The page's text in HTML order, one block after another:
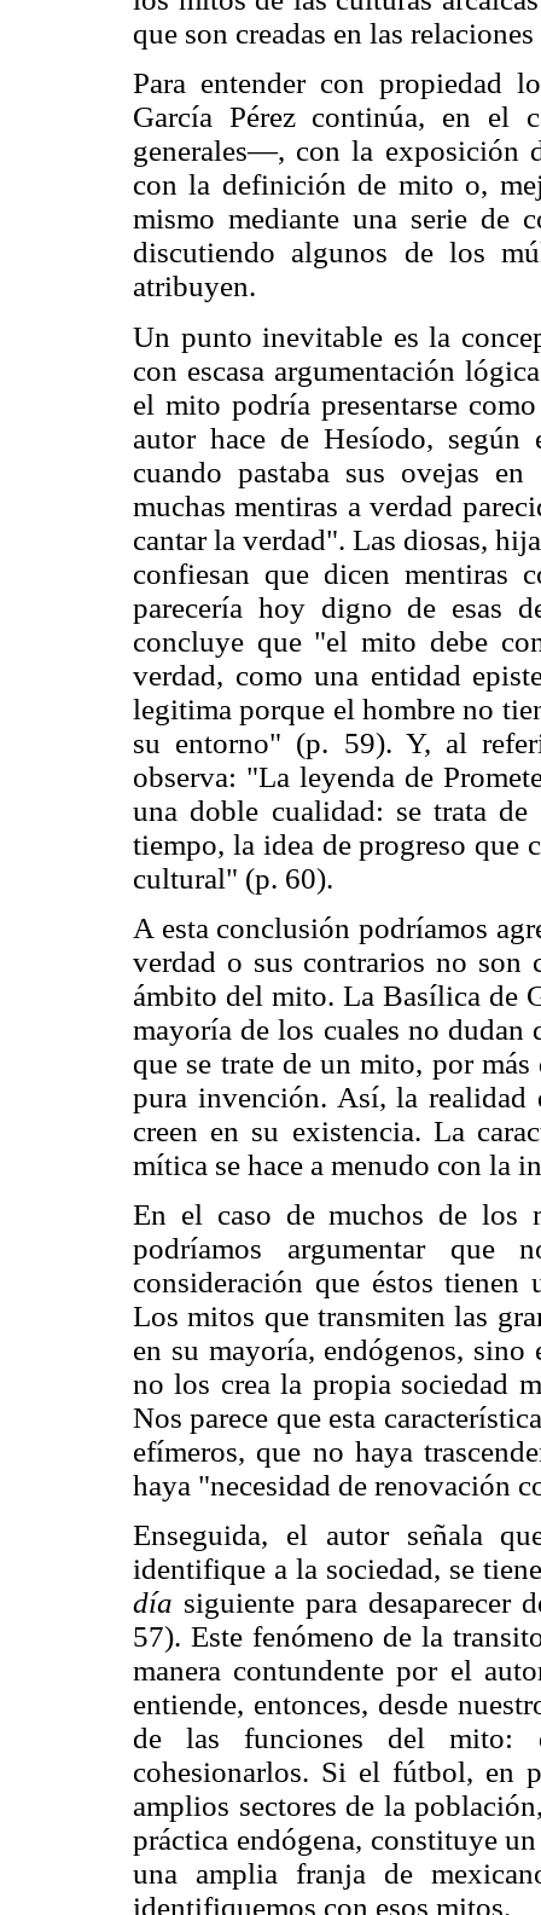
que son creadas en las
Para entender con propiedad
García Pérez continúa, en el
generales—, con la exposición
con la definición de mito o,
mismo mediante una serie de
discutiendo algunos de los
atribuyen.
Un punto inevitable es la
con escasa argumentación
el mito podría presentarse
autor hace de Hesíodo,
cuando pastaba sus ovejas
muchas mentiras a verdad
cantar la verdad". Las diosas,
confiesan que dicen mentiras
parecería hoy digno de esas
concluye que "el mito debe
verdad, como una entidad
legitima porque el hombre no
su entorno" (p. 59). Y, al
observa: "La leyenda de
una doble cualidad: se trata
tiempo, la idea de progreso
cultural" (p. 60).
A esta conclusión podríamos
verdad o sus contrarios no son
ámbito del mito. La Basílica de
mayoría de los cuales no
que se trate de un mito, por
pura invención. Así, la realidad
creen en su existencia. La
mítica se hace a menudo con la
En el caso de muchos de los
podríamos argumentar
consideración que éstos tienen
Los mitos que transmiten las
en su mayoría, endógenos, sino
no los crea la propia sociedad
Nos parece que esta
efímeros, que no haya
haya "necesidad de renovación
Enseguida, el autor señala
identifique a la sociedad, se
día siguiente para desaparecer
57). Este fenómeno de la
manera contundente por el
entiende, entonces, desde
de las funciones del mito:
cohesionarlos. Si el fútbol, en
amplios sectores de la
práctica endógena, constituye
una amplia franja de
identifiquemos con esos mitos.